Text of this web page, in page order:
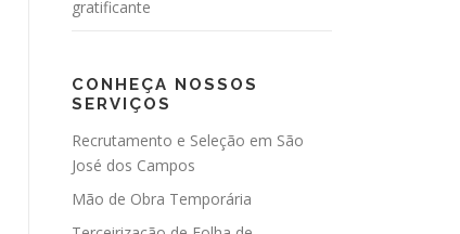
gratificante
CONHEÇA NOSSOS
SERVIÇOS
Recrutamento e Seleção em São
José dos Campos
Mão de Obra Temporária